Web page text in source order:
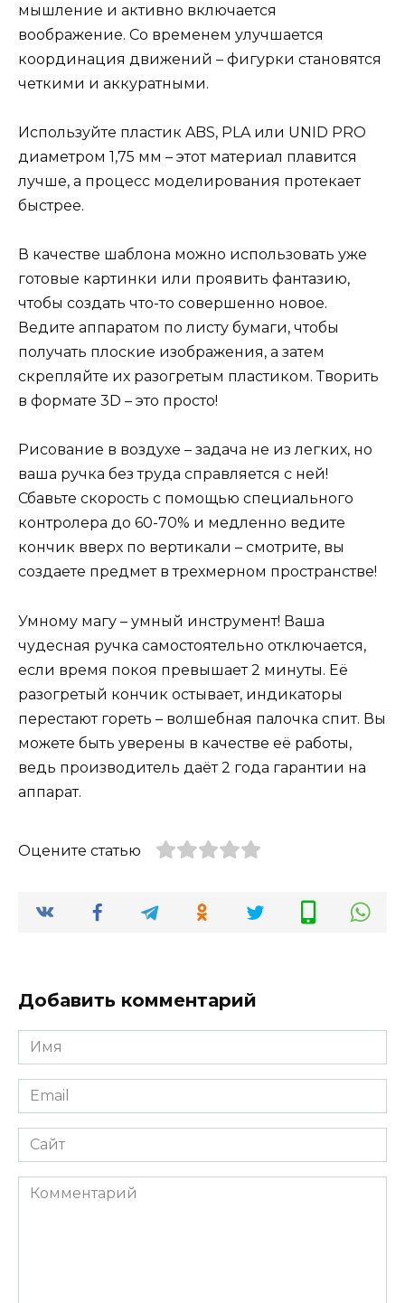
мышление и активно включается
воображение. Со временем улучшается
координация движений – фигурки становятся
четкими и аккуратными.
Используйте пластик ABS, PLA или UNID PRO
диаметром 1,75 мм – этот материал плавится
лучше, а процесс моделирования протекает
быстрее.
В качестве шаблона можно использовать уже
готовые картинки или проявить фантазию,
чтобы создать что-то совершенно новое.
Ведите аппаратом по листу бумаги, чтобы
получать плоские изображения, а затем
скрепляйте их разогретым пластиком. Творить
в формате 3D – это просто!
Рисование в воздухе – задача не из легких, но
ваша ручка без труда справляется с ней!
Сбавьте скорость с помощью специального
контролера до 60-70% и медленно ведите
кончик вверх по вертикали – смотрите, вы
создаете предмет в трехмерном пространстве!
Умному магу – умный инструмент! Ваша
чудесная ручка самостоятельно отключается,
если время покоя превышает 2 минуты. Её
разогретый кончик остывает, индикаторы
перестают гореть – волшебная палочка спит. Вы
можете быть уверены в качестве её работы,
ведь производитель даёт 2 года гарантии на
аппарат.
Оцените статью
Добавить комментарий
Имя
Email
Сайт
Комментарий